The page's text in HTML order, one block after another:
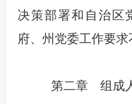
决策部署和自治区
府、州党委工作要求
第二章 组成